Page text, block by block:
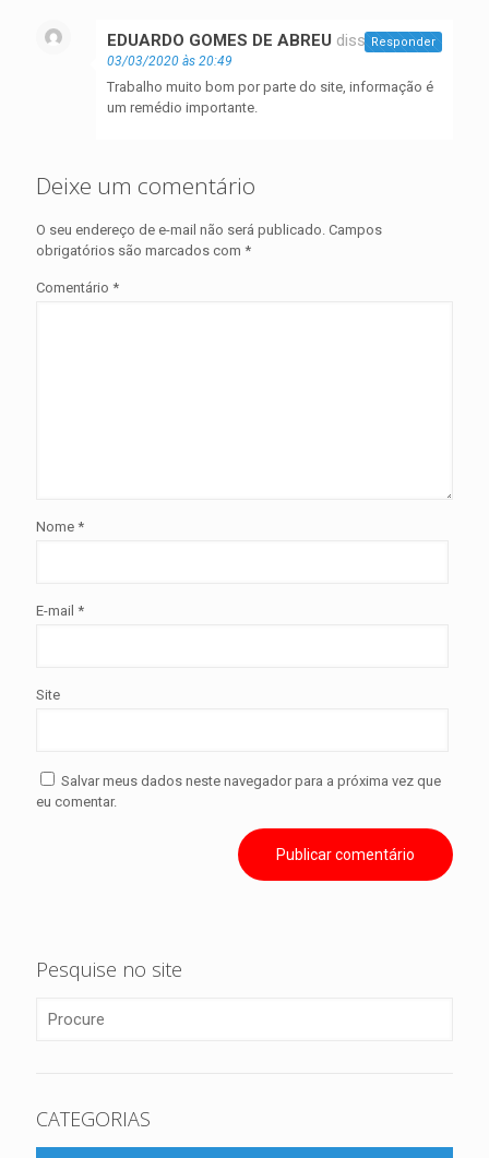
EDUARDO GOMES DE ABREU disse:
03/03/2020 às 20:49
Trabalho muito bom por parte do site, informação é
um remédio importante.
Responder
Deixe um comentário
O seu endereço de e-mail não será publicado. Campos
obrigatórios são marcados com *
Comentário *
Nome *
E-mail *
Site
Salvar meus dados neste navegador para a próxima vez que
eu comentar.
Pesquise no site
CATEGORIAS